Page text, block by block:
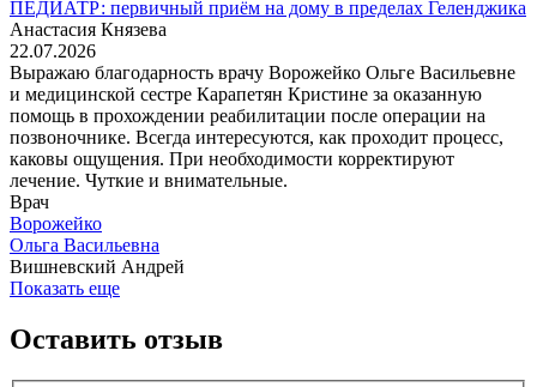
ПЕДИАТР: первичный приём на дому в пределах Геленджика
Анастасия Князева
22.07.2026
Выражаю благодарность врачу Ворожейко Ольге Васильевне
и медицинской сестре Карапетян Кристине за оказанную
помощь в прохождении реабилитации после операции на
позвоночнике. Всегда интересуются, как проходит процесс,
каковы ощущения. При необходимости корректируют
лечение. Чуткие и внимательные.
Врач
Ворожейко
Ольга Васильевна
Вишневский Андрей
Показать еще
Оставить отзыв